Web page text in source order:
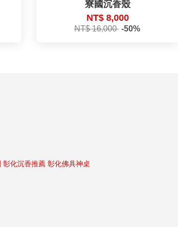
寮國沉香殼
NT$ 8,000
NT$ 16,000 -50%
彰化沉香推薦 彰化佛具神桌